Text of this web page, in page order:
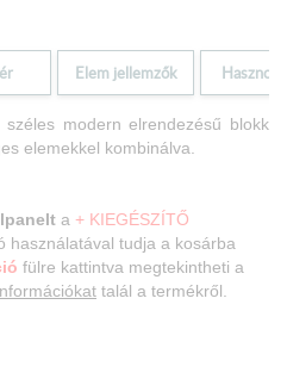
Elem jellemzők Hasznos
modern elrendezésű blokk
elemekkel kombinálva.
a + KIEGÉSZÍTŐ
használatával tudja a kosárba
fülre kattintva megtekintheti a
talál a termékről.